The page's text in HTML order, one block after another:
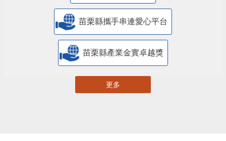
苗栗縣攜手串連愛心平台
苗栗縣產業金實卓越獎
更多